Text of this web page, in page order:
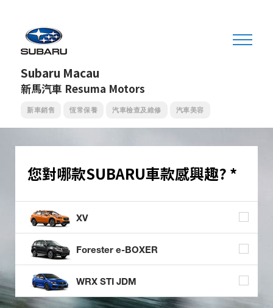
Subaru Macau
新馬汽車 Resuma Motors
新車銷售 恆常保養 汽車檢查及維修 汽車美容
您對哪款SUBARU車款感興趣? *
XV
Forester e-BOXER
WRX STI JDM